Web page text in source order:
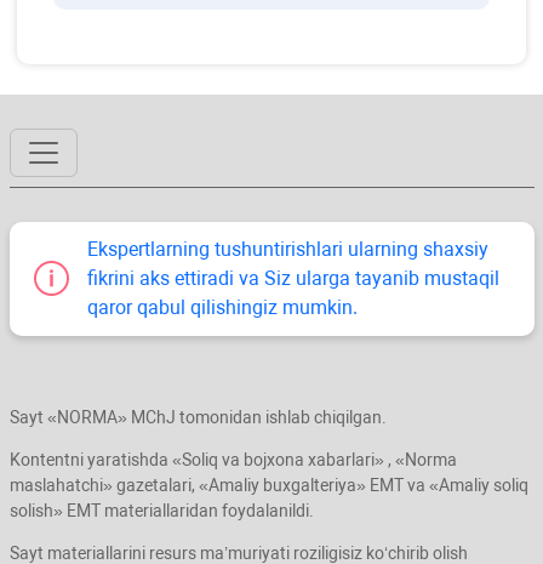
Ekspertlarning tushuntirishlari ularning shaхsiy
fikrini aks ettiradi va Siz ularga tayanib mustaqil
qaror qabul qilishingiz mumkin.
Sayt «NORMA» MChJ tomonidan ishlab chiqilgan.
Kontentni yaratishda «Soliq va bojхona хabarlari» , «Norma
maslahatchi» gazetalari, «Amaliy buхgalteriya» EMT va «Amaliy soliq
solish» EMT materiallaridan foydalanildi.
Sayt materiallarini resurs ma’muriyati roziligisiz koʻchirib olish